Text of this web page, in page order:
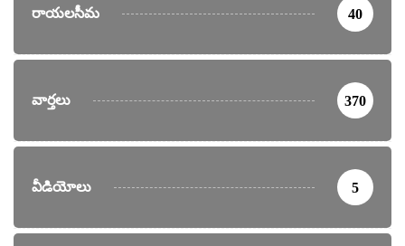
రాయలసీమ 40
వార్తలు 370
వీడియోలు 5